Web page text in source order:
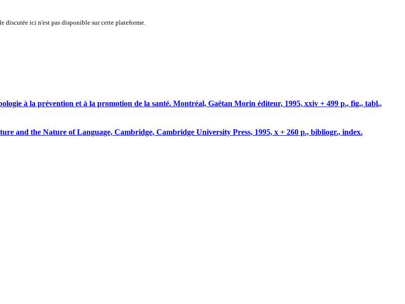
ici n'est pas disponible sur cette plateforme.
à la prévention et à la promotion de la santé. Montréal, Gaëtan Morin éditeur, 1995, xxiv + 499 p., fig., tabl.,
and the Nature of Language, Cambridge, Cambridge University Press, 1995, x + 260 p., bibliogr., index.